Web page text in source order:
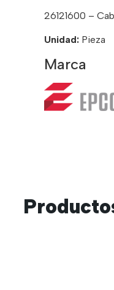
26121600 –
Unidad: Pieza
Marca